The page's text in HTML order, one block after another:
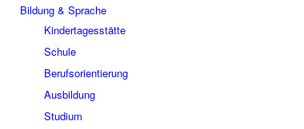
Bildung & Sprache
Kindertagesstätte
Schule
Berufsorientierung
Ausbildung
Studium